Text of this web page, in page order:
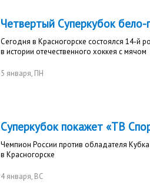
Четвертый Суперкубок бело-
Сегодня в Красногорске состоялся 14-й
в истории отечественного хоккея с мячом
5 января, ПН
Суперкубок покажет «ТВ
Чемпион России против обладателя Кубка
в Красногорске
4 января, ВС